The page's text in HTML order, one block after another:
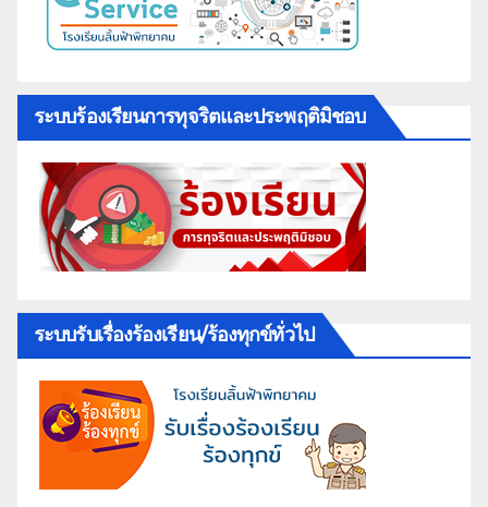
ระบบร้องเรียนการทุจริตและประพฤติมิชอบ
ระบบรับเรื่องร้องเรียน/ร้องทุกข์ทั่วไป